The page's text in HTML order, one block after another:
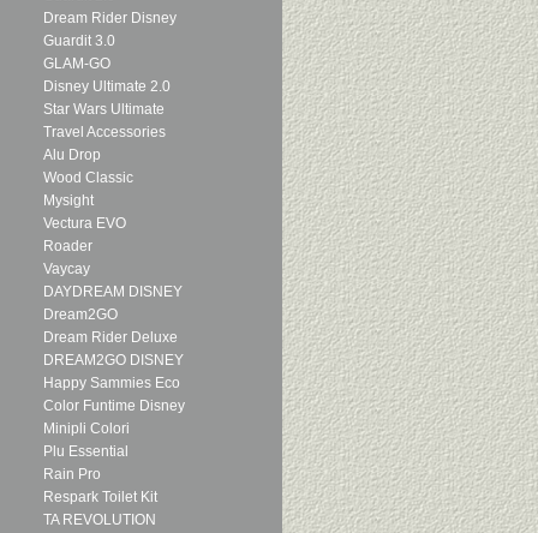
Dream Rider Disney
Guardit 3.0
GLAM-GO
Disney Ultimate 2.0
Star Wars Ultimate
Travel Accessories
Alu Drop
Wood Classic
Mysight
Vectura EVO
Roader
Vaycay
DAYDREAM DISNEY
Dream2GO
Dream Rider Deluxe
DREAM2GO DISNEY
Happy Sammies Eco
Color Funtime Disney
Minipli Colori
Plu Essential
Rain Pro
Respark Toilet Kit
TA REVOLUTION